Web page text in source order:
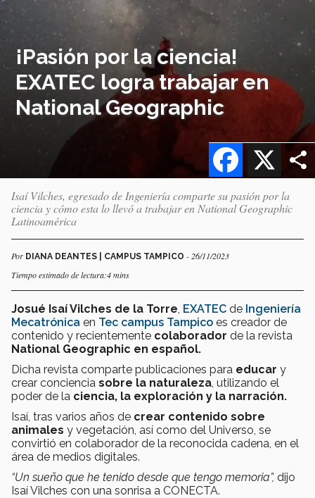
¡Pasión por la ciencia!
EXATEC logra trabajar en
National Geographic
X
Facebook
Isaí Vilches, egresado de Ingeniería comparte su pasión por la
ciencia y cómo esta lo llevó a trabajar en National Geographic
Latinoamérica
Por DIANA DEANTES | CAMPUS TAMPICO - 26/11/2023
Tiempo estimado de lectura:4 mins
Josué Isaí Vilches de la Torre EXATEC de Ingeniería
Mecatrónica en Tec campus Tampico es creador de
contenido y recientemente colaborador de la revista
National Geographic en español.
Dicha revista comparte publicaciones para educar y
crear conciencia sobre la naturaleza , utilizando el
poder de la ciencia, la exploración y la narración.
Isaí, tras varios años de crear contenido sobre
animales y vegetación, así como del Universo, se
convirtió en colaborador de la reconocida cadena, en el
área de medios digitales.
“Un sueño que he tenido desde que tengo memoria”, dijo
Isaí Vilches con una sonrisa a CONECTA.